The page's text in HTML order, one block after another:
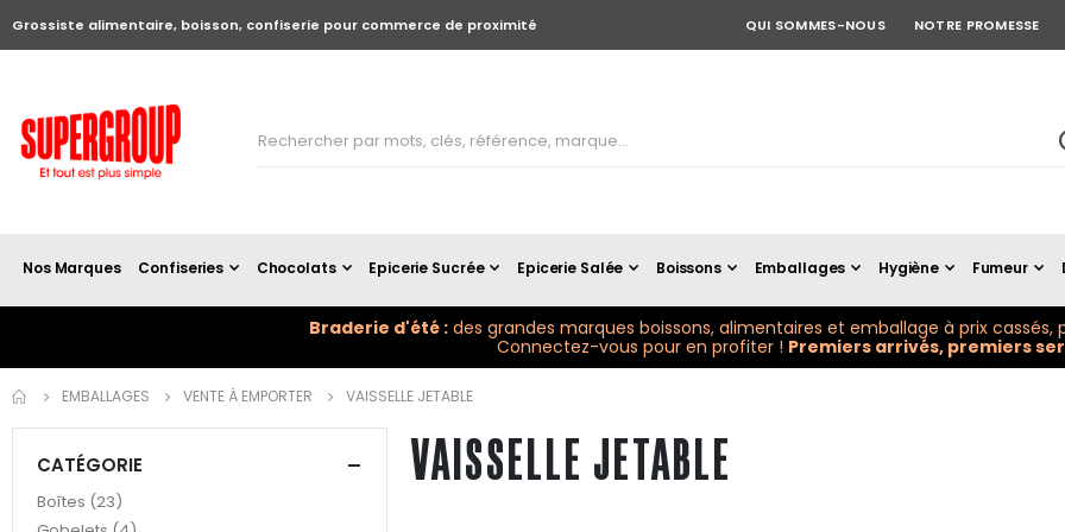
Grossiste alimentaire, boisson, confiserie pour commerce de proximité QUI SOMMES-NOUS NOTRE PROMESSE
Nos Marques Confiseries Chocolats Epicerie Sucrée Epicerie Salée Boissons Emballages Hygiène Fumeur
Braderie d'été : des grandes marques boissons, alimentaires et emballage à prix cassés,
Connectez-vous pour en profiter ! Premiers arrivés, premiers
EMBALLAGES VENTE À EMPORTER VAISSELLE JETABLE
VAISSELLE JETABLE
CATÉGORIE
Boîtes 23
articles